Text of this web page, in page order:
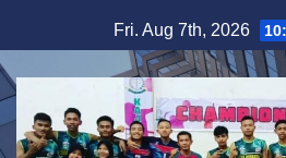
to
content
Fri. Aug 7th, 2026